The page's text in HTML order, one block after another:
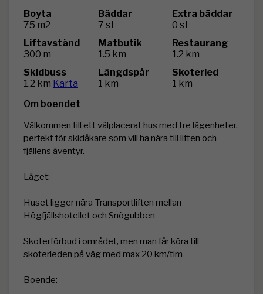
Boyta
75 m2
Bäddar
7 st
Extra bäddar
0 st
Liftavstånd
300 m
Matbutik
1.5 km
Restaurang
1.2 km
Skidbuss
1.2 km Karta
Längdspår
1 km
Skoterled
1 km
Om boendet
Välkommen till ett välplacerat hus med tre lägenheter,
perfekt för skidåkare som vill ha nära till liften och
fjällens äventyr.
Läget:
Huset ligger nära Transportliften mellan
Högfjällshotellet och Snögubben
Skoterförbud i området, men man får köra till
skoterleden på väg med max 20 km/tim
Boende: